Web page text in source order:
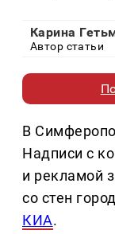
Карина
Автор статьи
В
Надписи с
и рекламой
со стен
КИА.